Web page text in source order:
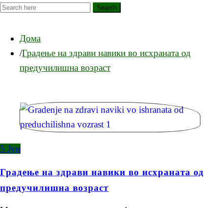
Search
Дома
Градење на здрави навики во исхраната од
предучилишна возраст
5 Јун
Градење на здрави навики во исхраната од
предучилишна возраст